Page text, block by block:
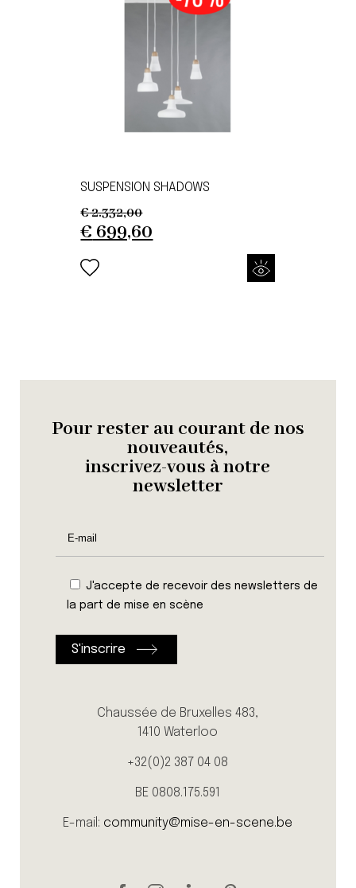
SUSPENSION SHADOWS
€2.332,00
Original
was:
€ 699,60
Pour rester au courant de nos
nouveautés,
inscrivez-vous à notre
newsletter
J'accepte de recevoir des newsletters de
la part de mise en scène
Chaussée de Bruxelles 483,
1410 Waterloo
+32(0)2 387 04 08
BE 0808.175.591
E-mail: community@mise-en-scene.be